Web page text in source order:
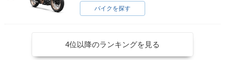
バイクを探す
4位以降のランキングを見る